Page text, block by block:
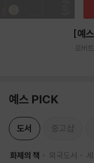
[예
로버
예스 PICK
도서 중고샵
화제의 책 외국도서